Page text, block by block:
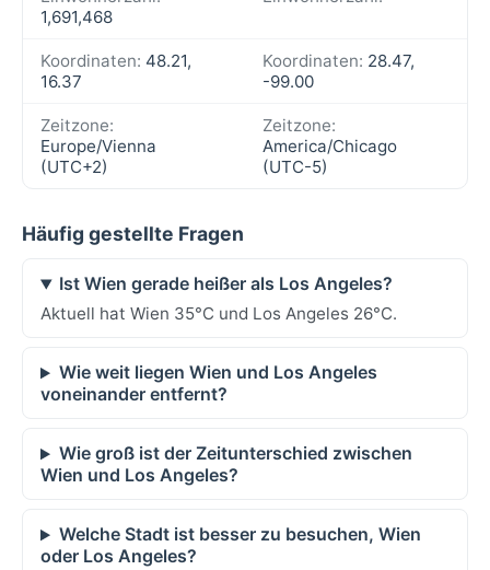
1,691,468
Koordinaten: 48.21,
16.37
Koordinaten: 28.47,
-99.00
Zeitzone:
Europe/Vienna
(UTC+2)
Zeitzone:
America/Chicago
(UTC-5)
Häufig gestellte Fragen
Ist Wien gerade heißer als Los Angeles?
Aktuell hat Wien 35°C und Los Angeles 26°C.
Wie weit liegen Wien und Los Angeles
voneinander entfernt?
Wie groß ist der Zeitunterschied zwischen
Wien und Los Angeles?
Welche Stadt ist besser zu besuchen, Wien
oder Los Angeles?